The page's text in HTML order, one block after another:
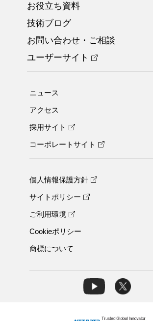
お役立ち資料
技術ブログ
お問い合わせ・ご相談
ユーザーサイト
ニュース
アクセス
採用サイト
コーポレートサイト
個人情報保護方針
サイトポリシー
ご利用環境
Cookieポリシー
商標について